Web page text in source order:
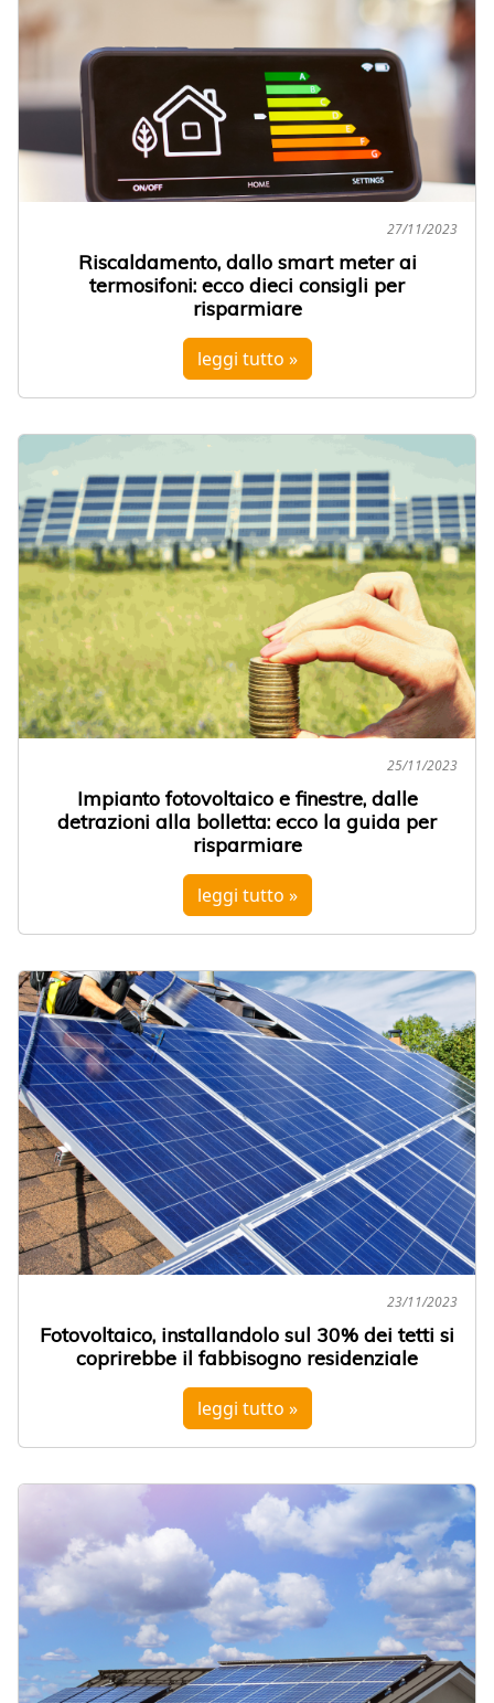
27/11/2023
Riscaldamento, dallo smart meter ai
termosifoni: ecco dieci consigli per
risparmiare
leggi tutto »
25/11/2023
Impianto fotovoltaico e finestre, dalle
detrazioni alla bolletta: ecco la guida per
risparmiare
leggi tutto »
23/11/2023
Fotovoltaico, installandolo sul 30% dei tetti si
coprirebbe il fabbisogno residenziale
leggi tutto »